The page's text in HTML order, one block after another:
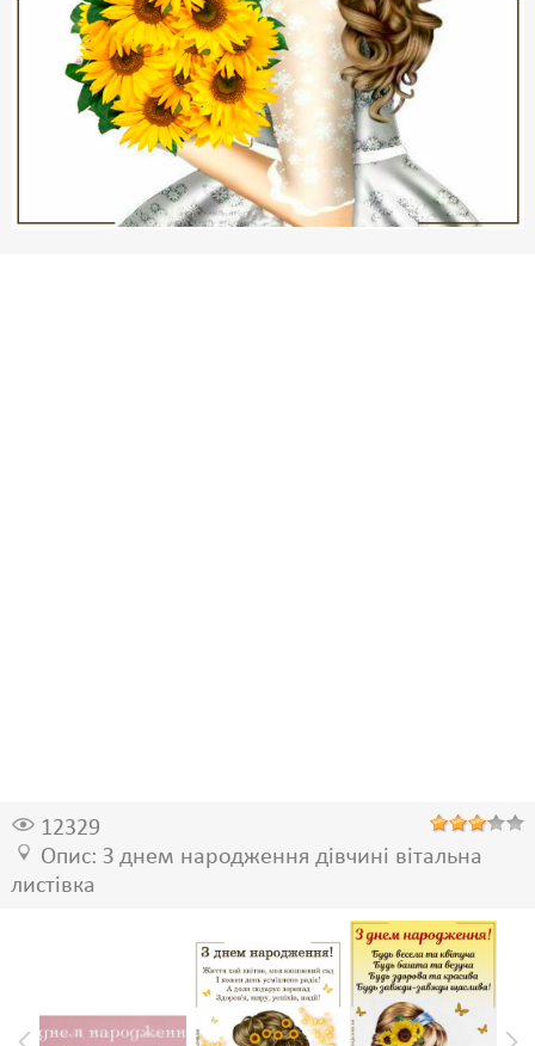
12329
Опис: З днем народження дівчині вітальна
листівка